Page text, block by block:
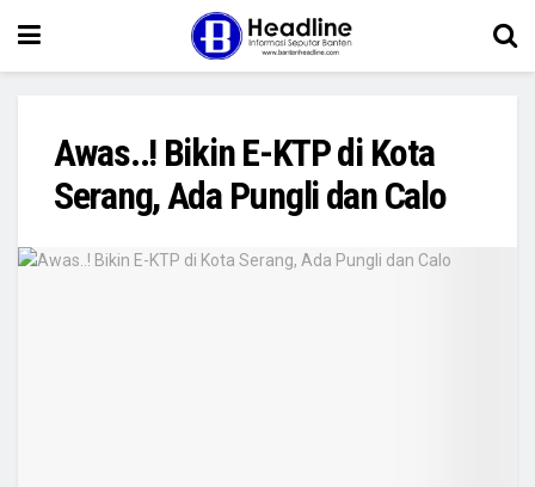
Awas..! Bikin E-KTP di Kota
Serang, Ada Pungli dan Calo